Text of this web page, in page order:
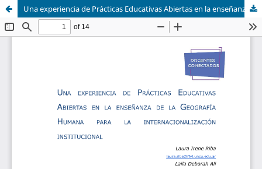
Una experiencia de Prácticas Educativas Abiertas en la enseñanza de la Geografía Humana para la internacionalización institucional